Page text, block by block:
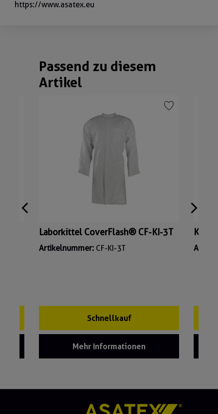
https://www.asatex.eu
Produktgalerie überspringen
Passend zu diesem
Artikel
Laborkittel CoverFlash® CF-KI-3T
Artikelnummer: CF-KI-3T
Schnellkauf
Mehr Informationen
Kittel